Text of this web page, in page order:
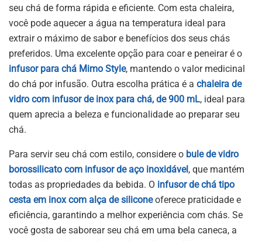
seu chá de forma rápida e eficiente. Com esta chaleira,
você pode aquecer a água na temperatura ideal para
extrair o máximo de sabor e benefícios dos seus chás
preferidos. Uma excelente opção para coar e peneirar é o
infusor para chá Mimo Style, mantendo o valor medicinal
do chá por infusão. Outra escolha prática é a chaleira de
vidro com infusor de inox para chá, de 900 mL, ideal para
quem aprecia a beleza e funcionalidade ao preparar seu
chá.
Para servir seu chá com estilo, considere o bule de vidro
borossilicato com infusor de aço inoxidável, que mantém
todas as propriedades da bebida. O infusor de chá tipo
cesta em inox com alça de siliconeoferece praticidade e
eficiência, garantindo a melhor experiência com chás. Se
você gosta de saborear seu chá em uma bela caneca, a